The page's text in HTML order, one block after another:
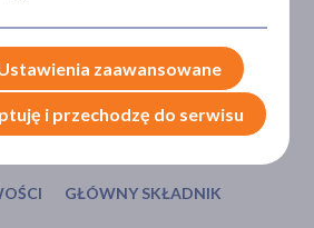
dla dorosłych
POSTAĆ
masło
GŁÓWNY SKŁADNIK
zaawansowane
i przechodzę do serwisu